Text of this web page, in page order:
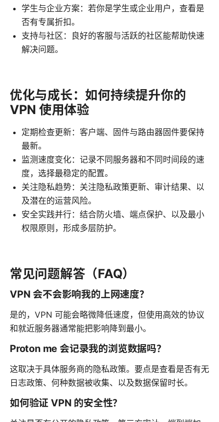
学生与企业方案：若你是学生或企业用户，查看是
否有专属折扣。
支持与社区：良好的客服与活跃的社区能帮助快速
解决问题。
优化与成长：如何持续提升你的
VPN 使用体验
定期检查更新：客户端、固件与路由器固件要保持
最新。
监测速度变化：记录不同服务器和不同时间段的速
度，选择最稳定的配置。
关注隐私趋势：关注隐私政策更新、审计结果、以
及潜在的运营风险。
安全实践并行：结合防火墙、端点保护、以及最小
权限原则，形成多层防护。
常见问题解答（FAQ）
VPN 会不会影响我的上网速度？
是的，VPN 可能会略微降低速度，但使用高效的协议
和就近服务器通常能把影响降到最小。
Proton me 会记录我的浏览数据吗？
这取决于具体服务商的隐私政策。要点是查看是否有无
日志政策、何种数据被收集、以及数据保留时长。
如何验证 VPN 的安全性？